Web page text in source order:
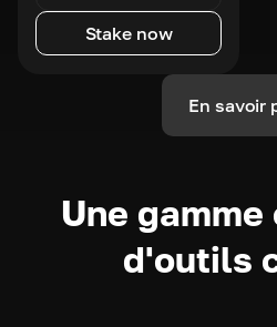
Stake now
En savoir
Une
d'outils